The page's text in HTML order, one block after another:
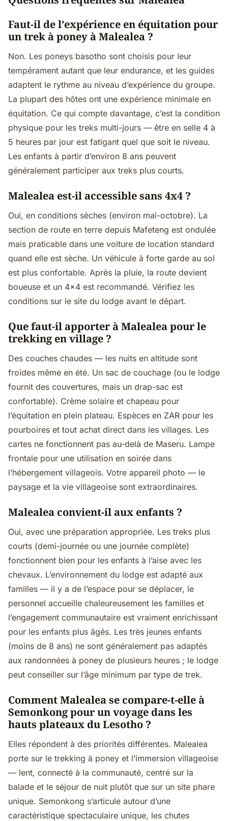
Faut-il de l’expérience en équitation pour
un trek à poney à Malealea ?
Non. Les poneys basotho sont choisis pour leur
tempérament autant que leur endurance, et les guides
adaptent le rythme au niveau d’expérience du groupe.
La plupart des hôtes ont une expérience minimale en
équitation. Ce qui compte davantage, c’est la condition
physique pour les treks multi-jours — être en selle 4 à
5 heures par jour est fatigant quel que soit le niveau.
Les enfants à partir d’environ 8 ans peuvent
généralement participer aux treks plus courts.
Malealea est-il accessible sans 4x4 ?
Oui, en conditions sèches (environ mai-octobre). La
section de route en terre depuis Mafeteng est ondulée
mais praticable dans une voiture de location standard
quand elle est sèche. Un véhicule à forte garde au sol
est plus confortable. Après la pluie, la route devient
boueuse et un 4x4 est recommandé. Vérifiez les
conditions sur le site du lodge avant le départ.
Que faut-il apporter à Malealea pour le
trekking en village ?
Des couches chaudes — les nuits en altitude sont
froides même en été. Un sac de couchage (ou le lodge
fournit des couvertures, mais un drap-sac est
confortable). Crème solaire et chapeau pour
l’équitation en plein plateau. Espèces en ZAR pour les
pourboires et tout achat direct dans les villages. Les
cartes ne fonctionnent pas au-delà de Maseru. Lampe
frontale pour une utilisation en soirée dans
l’hébergement villageois. Votre appareil photo — le
paysage et la vie villageoise sont extraordinaires.
Malealea convient-il aux enfants ?
Oui, avec une préparation appropriée. Les treks plus
courts (demi-journée ou une journée complète)
fonctionnent bien pour les enfants à l’aise avec les
chevaux. L’environnement du lodge est adapté aux
familles — il y a de l’espace pour se déplacer, le
personnel accueille chaleureusement les familles et
l’engagement communautaire est vraiment enrichissant
pour les enfants plus âgés. Les très jeunes enfants
(moins de 8 ans) ne sont généralement pas adaptés
aux randonnées à poney de plusieurs heures ; le lodge
peut conseiller sur l’âge minimum par type de trek.
Comment Malealea se compare-t-elle à
Semonkong pour un voyage dans les
hauts plateaux du Lesotho ?
Elles répondent à des priorités différentes. Malealea
porte sur le trekking à poney et l’immersion villageoise
— lent, connecté à la communauté, centré sur la
balade et le séjour de nuit plutôt que sur un site phare
unique. Semonkong s’articule autour d’une
caractéristique spectaculaire unique, les chutes